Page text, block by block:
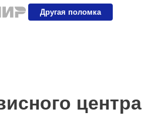
Другая поломка
центра